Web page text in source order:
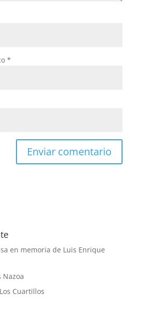
*
en memoria de Luis Enrique
Nazoa
Cuartillos